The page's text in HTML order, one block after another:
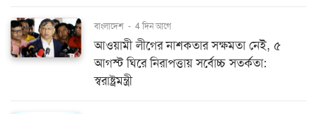
বাংলাদেশ - 4 দিন আগে
আওয়ামী লীগের নাশকতার সক্ষমতা নেই, ৫
আগস্ট ঘিরে নিরাপত্তায় সর্বোচ্চ সতর্কতা:
স্বরাষ্ট্রমন্ত্রী